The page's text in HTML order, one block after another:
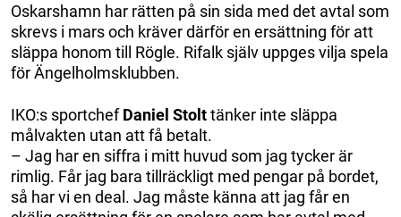
Oskarshamn har rätten på sin sida med det avtal som
skrevs i mars och kräver därför en ersättning för att
släppa honom till Rögle. Rifalk själv uppges vilja spela
för Ängelholmsklubben.
IKO:s sportchefDaniel Stolttänker inte släppa
målvakten utan att få betalt.
– Jag har en siffra i mitt huvud som jag tycker är
rimlig. Får jag bara tillräckligt med pengar på bordet,
så har vi en deal. Jag måste känna att jag får en